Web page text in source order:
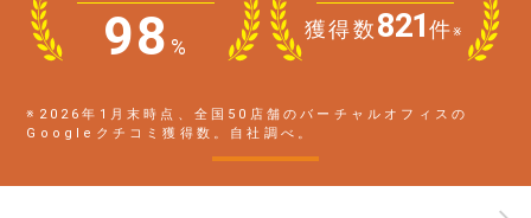
98 %
獲得数821件※
※2026年1月末時点、全国50店舗のバーチャルオフィスの
Googleクチコミ獲得数。自社調べ。